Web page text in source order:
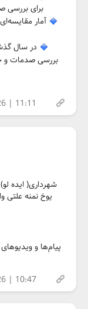
برای بررسی
| 11:11
شهرداری( ایده
یوخ نمنه علتی
پیام‌ها و
| 10:47